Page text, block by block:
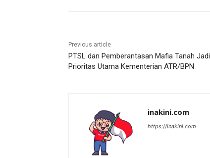
Previous article
PTSL dan Pemberantasan Mafia Tanah Jadi
Prioritas Utama Kementerian ATR/BPN
inakini.com
https://inakini.com